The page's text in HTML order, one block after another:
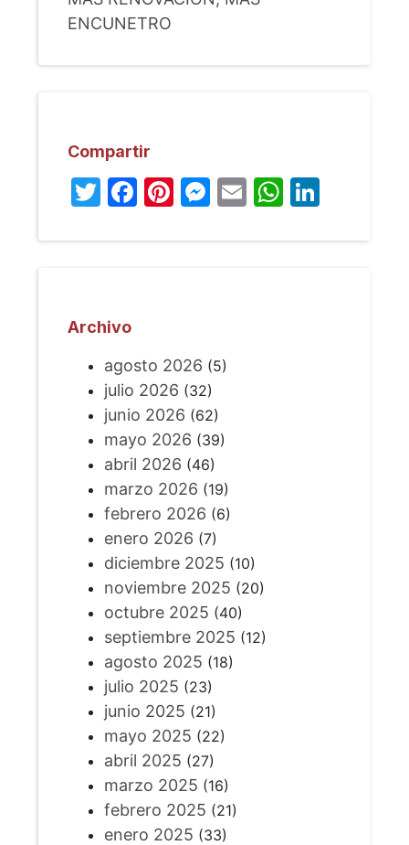
ENCUNETRO
Compartir
Twitter
Facebook
Pinterest
Messenger
Email
Archivo
agosto 2026 (5)
julio 2026 (32)
junio 2026 (62)
mayo 2026 (39)
abril 2026 (46)
marzo 2026 (19)
febrero 2026 (6)
enero 2026 (7)
diciembre 2025 (10)
noviembre 2025 (20)
octubre 2025 (40)
septiembre 2025 (12)
agosto 2025 (18)
julio 2025 (23)
junio 2025 (21)
mayo 2025 (22)
abril 2025 (27)
marzo 2025 (16)
febrero 2025 (21)
enero 2025 (33)